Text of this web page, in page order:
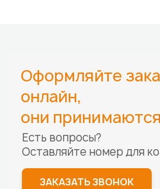
Оформляйте
онлайн,
они
Есть вопросы?
Оставляйте номер для
ЗАКАЗАТЬ ЗВОНОК